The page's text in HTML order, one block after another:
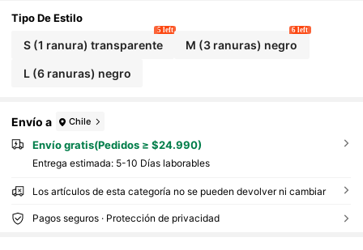
Tipo De Estilo
S (1 ranura) transparente
5 left
M (3 ranuras) negro
6 left
L (6 ranuras) negro
Envío a Chile
Envío gratis(Pedidos ≥ $24.990)
Entrega estimada: 5-10 Días laborables
Los artículos de esta categoría no se pueden devolver ni cambiar
Pagos seguros · Protección de privacidad